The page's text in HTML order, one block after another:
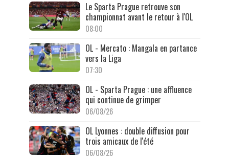
Le Sparta Prague retrouve son
championnat avant le retour à l'OL
08:00
OL - Mercato : Mangala en partance
vers la Liga
07:30
OL - Sparta Prague : une affluence
qui continue de grimper
06/08/26
OL Lyonnes : double diffusion pour
trois amicaux de l'été
06/08/26